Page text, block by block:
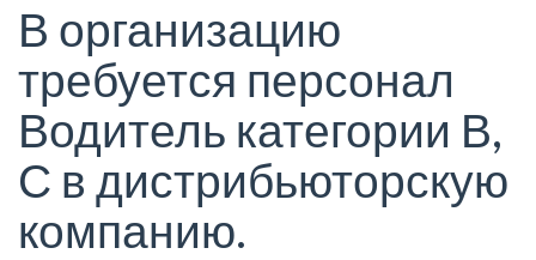
В организацию
требуется персонал
Водитель категории В,
С в дистрибьюторскую
компанию.